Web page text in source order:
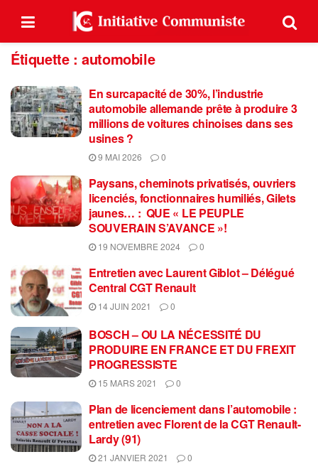
Étiquette :automobile
En surcapacité de 30%, l’industrie
automobile allemande prête à produire 3
millions de voitures chinoises dans ses
usines ?
9 MAI 2026 0
Paysans, cheminots privatisés, ouvriers
licenciés, fonctionnaires humiliés, Gilets
jaunes… : QUE « LE PEUPLE
SOUVERAIN S’AVANCE »!
19 NOVEMBRE 2024 0
Entretien avec Laurent Giblot – Délégué
Central CGT Renault
14 JUIN 2021 0
BOSCH – OU LA NÉCESSITÉ DU
PRODUIRE EN FRANCE ET DU FREXIT
PROGRESSISTE
15 MARS 2021 0
Plan de licenciement dans l’automobile :
entretien avec Florent de la CGT Renault-
Lardy (91)
21 JANVIER 2021 0